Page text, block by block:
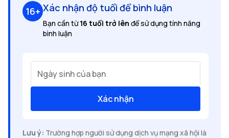
16+ Xác nhận độ tuổi để bình luận
Bạn cần từ16 tuổi trở lên để sử dụng tính năng
bình luận
Ngày sinh của bạn
Xác nhận
Lưu ý: Trường hợp người sử dụng dịch vụ mạng xã hội là